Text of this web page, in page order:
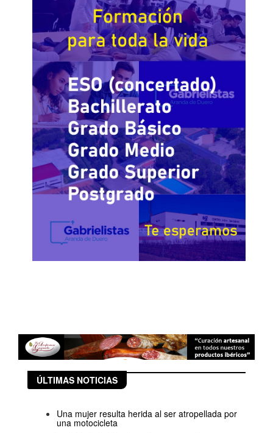
ÚLTIMAS NOTICIAS
Una mujer resulta herida al ser atropellada por
una motocicleta